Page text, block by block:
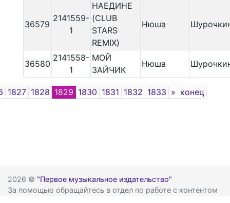
36579
2141559-
1
НАЕДИНЕ
(CLUB
STARS
REMIX)
Нюша
36580
2141558-
1
МОЙ
ЗАЙЧИК
Нюша
1827 1828 1829 1830 1831 1832 1833 » Next
конец
2026 © "Первое музыкальное издательство"
За помощью обращайтесь в отдел по работе с контентом